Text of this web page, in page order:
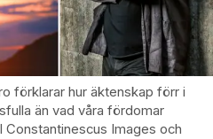
förklarar hur äktenskap förr i
än vad våra fördomar
Images och